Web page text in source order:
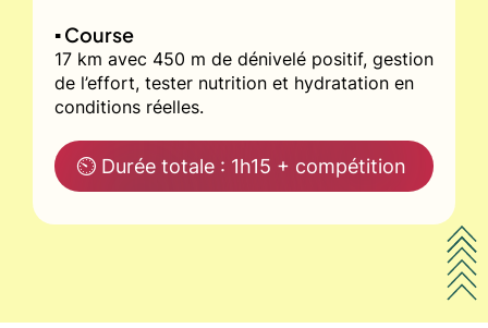
▪️ Course
17 km avec 450 m de dénivelé positif, gestion
de l’effort, tester nutrition et hydratation en
conditions réelles.
⏲ Durée totale : 1h15 + compétition